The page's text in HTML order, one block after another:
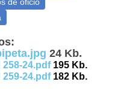
24 Kb.
24.pdf195 Kb.
24.pdf182 Kb.